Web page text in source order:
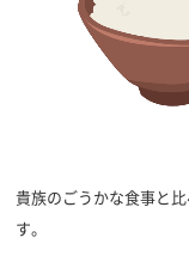
貴族のごうかな食事と
す。